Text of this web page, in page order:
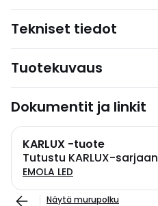
Tekniset tiedot
Tuotekuvaus
Dokumentit ja linkit
KARLUX -tuote
Tutustu KARLUX-sarjaan
EMOLA LED
Näytä murupolku